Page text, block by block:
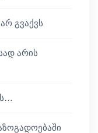
გვაქვს
არის